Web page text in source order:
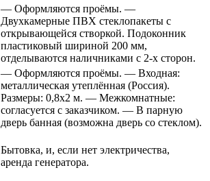
— Оформляются проёмы. —
Двухкамерные ПВХ стеклопакеты с
открывающейся створкой. Подоконник
пластиковый шириной 200 мм,
отделываются наличниками с 2-х сторон.
— Оформляются проёмы. — Входная:
металлическая утеплённая (Россия).
Размеры: 0,8х2 м. — Межкомнатные:
согласуется с заказчиком. — В парную
дверь банная (возможна дверь со стеклом).
Бытовка, и, если нет электричества,
аренда генератора.